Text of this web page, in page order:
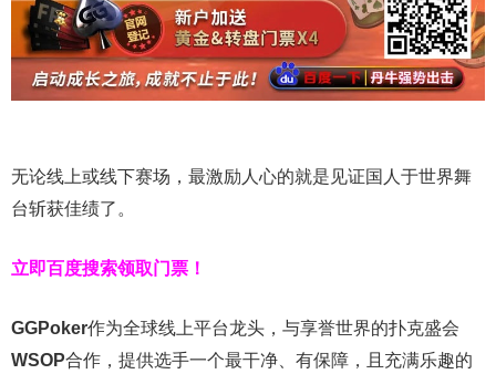
无论线上或线下赛场，最激励人心的就是见证国人于世界舞
台斩获佳绩了。
立即百度搜索领取门票！
GGPoker作为全球线上平台龙头，与享誉世界的扑克盛会
WSOP合作，提供选手一个最干净、有保障，且充满乐趣的